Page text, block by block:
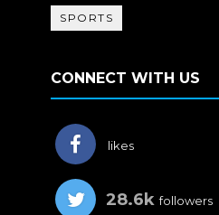
SPORTS
CONNECT WITH US
likes
28.6k followers